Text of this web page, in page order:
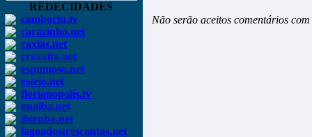
REDECIDADES
camboriu.tv
carazinho.net
caxias.net
cruzalta.net
espumoso.net
esteio.net
florianopolis.tv
guaiba.net
ibiruba.net
lagoadostrescantos.net
Não serão aceitos comentários